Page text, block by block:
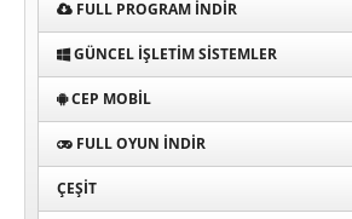
FULL PROGRAM INDIR
GÜNCEL İŞLETIM SISTEMLER
CEP MOBIL
FULL OYUN İNDIR
ÇEŞIT